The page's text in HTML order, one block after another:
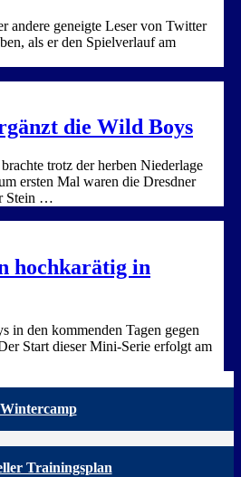
andere geneigte Leser von Twitter
als er den Spielverlauf am
die Wild Boys
trotz der herben Niederlage
ersten Mal waren die Dresdner
Stein …
hochkarätig in
in den kommenden Tagen gegen
Start dieser Mini-Serie erfolgt am
Wintercamp
Trainingsplan